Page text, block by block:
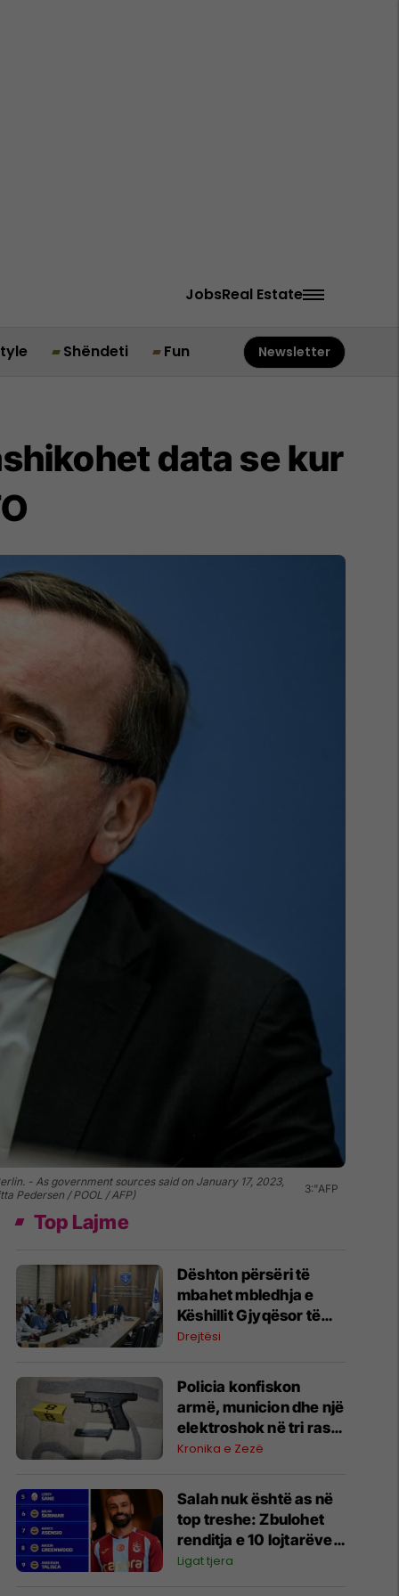
JobsReal Estate
Shëndeti Fun Newsletter
data se kur
- As government sources said on January 17, 2023,
Pedersen / POOL / AFP)
3:"AFP
Top Lajme
​Dështon përsëri të
mbahet mbledhja e
Këshillit Gjyqësor të
Kosovës
Drejtësi
Policia konfiskon
armë, municion dhe një
elektroshok në tri raste
të ndara në Podujevë,
Prishtinë
Kronika e Zezë
Salah nuk është as në
top treshe: Zbulohet
renditja e 10 lojtarëve
më të paguar në Turqi
Ligat tjera